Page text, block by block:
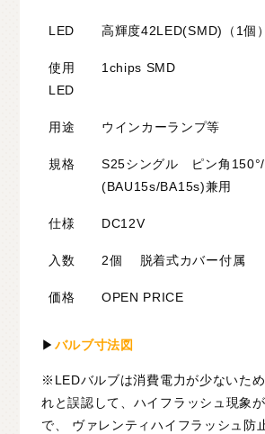
LED 高輝度42LED(SMD)（1個）
使用
LED
1chips SMD
用途 ウインカーランプ等
規格
S25シングル ピン角150°/
(BAU15s/BA15s)兼用
仕様 DC12V
入数 2個 脱着式カバー付属
価格 OPEN PRICE
▶ バルブ寸法図
※LEDバルブは消費電力が少ないた
れと誤認して、ハイフラッシュ現象
で、 ヴァレンティハイフラッシュ防